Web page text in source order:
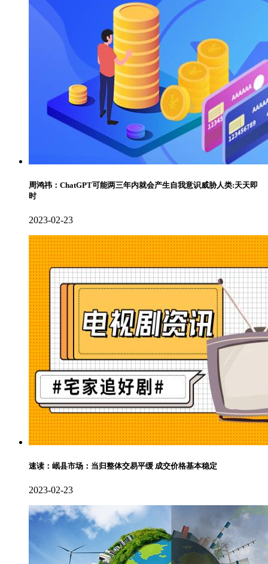
周鸿祎：ChatGPT可能两三年内就会产生自我意识威胁人类:天天即
时
2023-02-23
速读：岷县市场：当归整体交易平缓 成交价格基本稳定
2023-02-23